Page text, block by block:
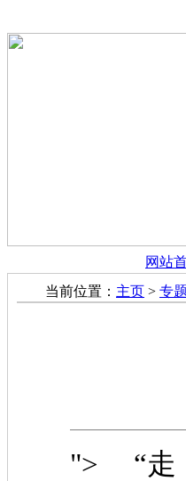
网站
当前位置： 主页 > 专
"> “走